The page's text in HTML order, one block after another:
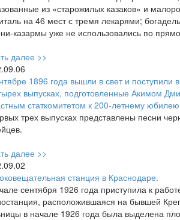
из «старожилых казаков» и
на 46 мест с тремя лекарями;
казармы уже не использовались по
далее >>
1896 года вышли в свет и поступили
выпусках, подготовленные Акимом
статкомитетом к 200-летнему
трех выпусках представлены песни
далее >>
станция в Краснодаре.
сентября 1926 года приступила к
расположившаяся на бывшей
в начале 1926 года была выделена